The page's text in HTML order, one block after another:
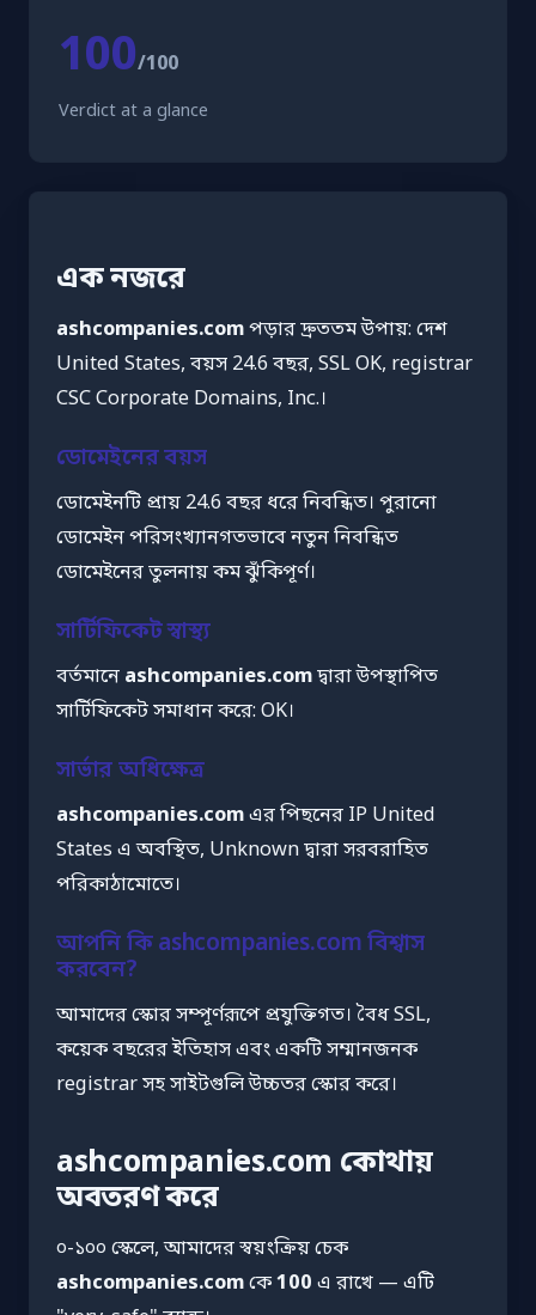
100/100
Verdict at a glance
এক নজরে
ashcompanies.comপড়ার দ্রুততম উপায়: দেশ
United States, বয়স 24.6 বছর, SSL OK, registrar
CSC Corporate Domains, Inc.।
ডোমেইনের বয়স
ডোমেইনটি প্রায় 24.6 বছর ধরে নিবন্ধিত। পুরানো
ডোমেইন পরিসংখ্যানগতভাবে নতুন নিবন্ধিত
ডোমেইনের তুলনায় কম ঝুঁকিপূর্ণ।
সার্টিফিকেট স্বাস্থ্য
বর্তমানে ashcompanies.comদ্বারা উপস্থাপিত
সার্টিফিকেট সমাধান করে: OK।
সার্ভার অধিক্ষেত্র
ashcompanies.comএর পিছনের IP United
States এ অবস্থিত, Unknown দ্বারা সরবরাহিত
পরিকাঠামোতে।
আপনি কি ashcompanies.com বিশ্বাস
করবেন?
আমাদের স্কোর সম্পূর্ণরূপে প্রযুক্তিগত। বৈধ SSL,
কয়েক বছরের ইতিহাস এবং একটি সম্মানজনক
registrar সহ সাইটগুলি উচ্চতর স্কোর করে।
ashcompanies.com কোথায়
অবতরণ করে
০-১০০ স্কেলে, আমাদের স্বয়ংক্রিয় চেক
ashcompanies.comকে100 এ রাখে — এটি